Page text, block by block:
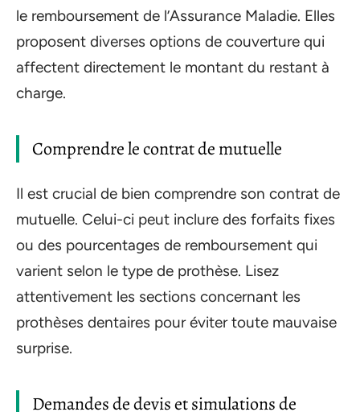
le remboursement de l’Assurance Maladie. Elles
proposent diverses options de couverture qui
affectent directement le montant du restant à
charge.
Comprendre le contrat de mutuelle
Il est crucial de bien comprendre son contrat de
mutuelle. Celui-ci peut inclure des forfaits fixes
ou des pourcentages de remboursement qui
varient selon le type de prothèse. Lisez
attentivement les sections concernant les
prothèses dentaires pour éviter toute mauvaise
surprise.
Demandes de devis et simulations de